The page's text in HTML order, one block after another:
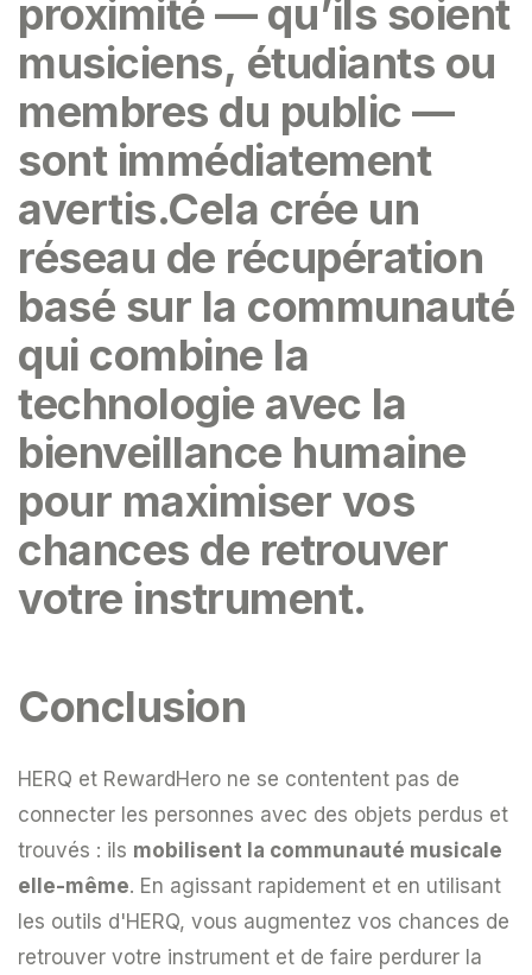
proximité — qu’ils soient
musiciens, étudiants ou
membres du public —
sont immédiatement
avertis.Cela crée un
réseau de récupération
basé sur la communauté
qui combine la
technologie avec la
bienveillance humaine
pour maximiser vos
chances de retrouver
votre instrument.
Conclusion
HERQ et RewardHero ne se contentent pas de
connecter les personnes avec des objets perdus et
trouvés : ils mobilisent la communauté musicale
elle-même. En agissant rapidement et en utilisant
les outils d'HERQ, vous augmentez vos chances de
retrouver votre instrument et de faire perdurer la